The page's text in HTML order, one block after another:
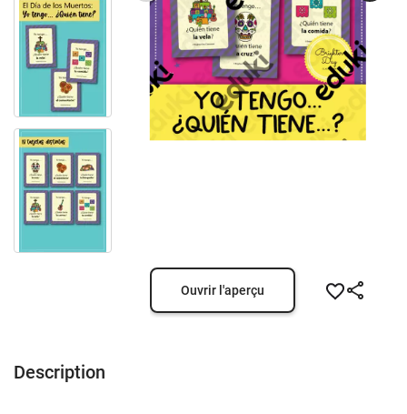
Ouvrir l'aperçu
Description